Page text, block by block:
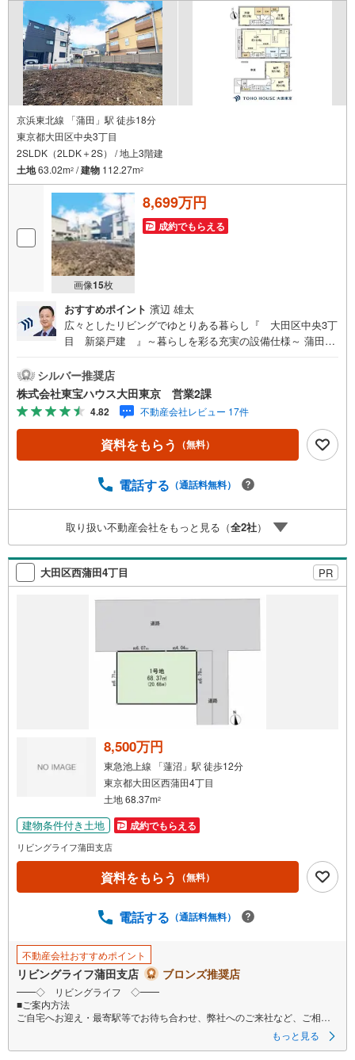
リッパ・使い捨て手袋をご用意します
京浜東北線 「蒲田」駅 徒歩18分
東京都大田区中央3丁目
2SLDK（2LDK＋2S） / 地上3階建
土地63.02m2 /建物 112.27m2
画像15枚
8,699万円
成約でもらえる
おすすめポイント 濱辺 雄太
広々としたリビングでゆとりある暮らし『 大田区中央3丁
目 新築戸建 』～暮らしを彩る充実の設備仕様～ 蒲田
場も足元暖かく快適です 食洗機・浄水器付き対面式システ
ムキッチン 浴室乾燥機付！天候に左右されずお洗濯できま
す 大型収納付きですっきりとした暮らしを実現 カラーモニ
ター付きインターホン完備 ～東京、川崎エリアの「住ま
い」探しに確かな安心と満足を～ 東宝ハウス大田東京なら
ではの高品質なサービスをお届けします。各種ご相談も承
ンのシミュレーションお電話よりお問い合わせの際は「Ya
【室内・現地を見学する】ボタンよりご予約いただくとご
見学がスムーズにご案内できます。お客様のお住まいへの
「希望」を形にするべく全力でお手伝いさせていただきま
す。お会いできる日を心待ちにしております。
シルバー推奨店
株式会社東宝ハウス大田東京 営業2課
4.82 不動産会社レビュー 17件
資料をもらう （無料）
電話する （通話料無料）
取り扱い不動産会社をもっと見る（全2社）
大田区西蒲田4丁目 PR
8,500万円
東急池上線 「蓮沼」駅 徒歩12分
東京都大田区西蒲田4丁目
土地 68.37m2
建物条件付き土地 成約でもらえる
リビングライフ蒲田支店
資料をもらう （無料）
電話する （通話料無料）
不動産会社おすすめポイント
リビングライフ蒲田支店 ブロンズ推奨店
━━◇ リビングライフ ◇━━
■ご案内方法
ご自宅へお迎え・最寄駅等でお待ち合わせ、弊社へのご来社など、ご相談
くださいませ。ご希望があれば周辺環境、お客様の希望に合わせた物件な
もっと見る